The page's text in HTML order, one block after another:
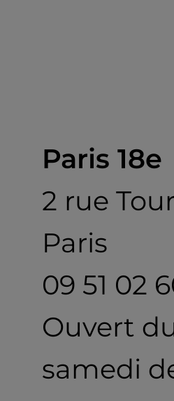
Paris 18e
2 rue
Paris
09 51 02
Ouvert
samedi